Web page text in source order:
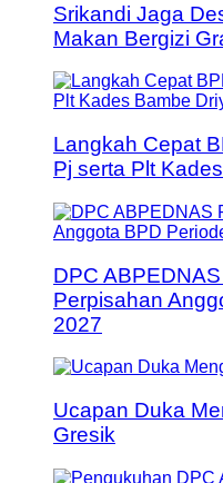
Srikandi Jaga
Makan Bergizi
Langkah Cepat
Pj serta Plt
DPC
Perpisahan
2027
Ucapan Duka
Gresik